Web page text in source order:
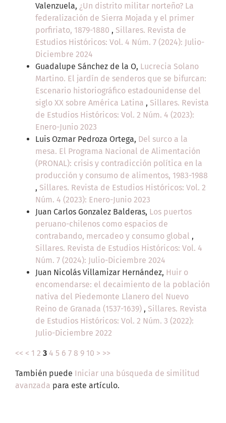
Valenzuela, ¿Un distrito militar norteño? La
federalización de Sierra Mojada y el primer
porfiriato, 1879-1880 , Sillares. Revista de
Estudios Históricos: Vol. 4 Núm. 7 (2024): Julio-
Diciembre 2024
Guadalupe Sánchez de la O, Lucrecia Solano
Martino. El jardín de senderos que se bifurcan:
Escenario historiográfico estadounidense del
siglo XX sobre América Latina , Sillares. Revista
de Estudios Históricos: Vol. 2 Núm. 4 (2023):
Enero-Junio 2023
Luis Ozmar Pedroza Ortega, Del surco a la
mesa. El Programa Nacional de Alimentación
(PRONAL): crisis y contradicción política en la
producción y consumo de alimentos, 1983-1988
, Sillares. Revista de Estudios Históricos: Vol. 2
Núm. 4 (2023): Enero-Junio 2023
Juan Carlos Gonzalez Balderas, Los puertos
peruano-chilenos como espacios de
contrabando, mercadeo y consumo global ,
Sillares. Revista de Estudios Históricos: Vol. 4
Núm. 7 (2024): Julio-Diciembre 2024
Juan Nicolás Villamizar Hernández, Huir o
encomendarse: el decaimiento de la población
nativa del Piedemonte Llanero del Nuevo
Reino de Granada (1537-1639) , Sillares. Revista
de Estudios Históricos: Vol. 2 Núm. 3 (2022):
Julio-Diciembre 2022
<< < 1 2 3 4 5 6 7 8 9 10 > >>
También puede Iniciar una búsqueda de similitud
avanzada para este artículo.